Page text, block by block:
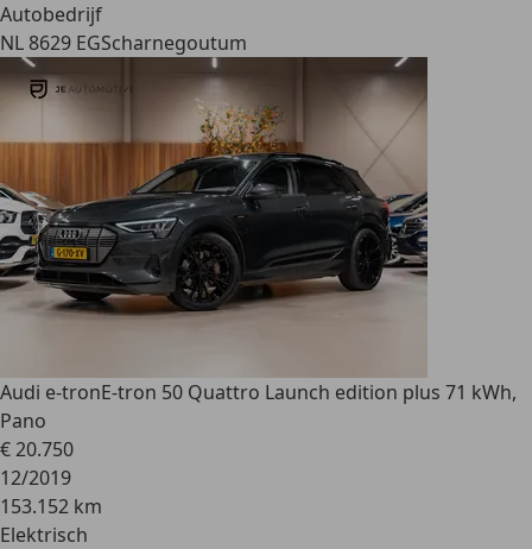
Autobedrijf
NL 8629 EGScharnegoutum
Audi e-tronE-tron 50 Quattro Launch edition plus 71 kWh,
Pano
€ 20.750
12/2019
153.152 km
Elektrisch